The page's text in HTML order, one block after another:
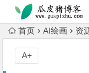
跳转到主内容
首页 AI绘画 资
A+